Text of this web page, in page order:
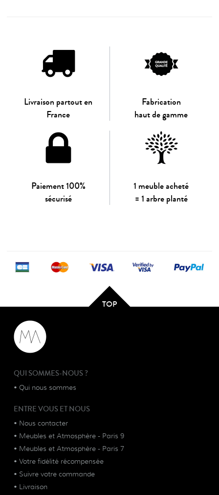
Livraison partout en
France
Fabrication
haut de gamme
Paiement 100%
sécurisé
1 meuble acheté
= 1 arbre planté
TOP
QUI SOMMES-NOUS ?
• Qui nous sommes
ENTRE VOUS ET NOUS
• Nous contacter
• Meubles et Atmosphère - Paris 9
• Meubles et Atmosphère - Paris 7
• Votre fidélité récompensée
• Suivre votre commande
• Livraison